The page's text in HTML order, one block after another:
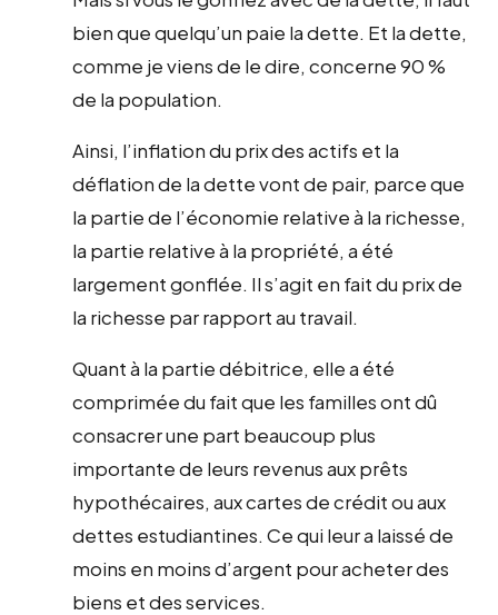
bien que quelqu’un paie la dette. Et la dette,
comme je viens de le dire, concerne 90 %
de la population.
Ainsi, l’inflation du prix des actifs et la
déflation de la dette vont de pair, parce que
la partie de l’économie relative à la richesse,
la partie relative à la propriété, a été
largement gonflée. Il s’agit en fait du prix de
la richesse par rapport au travail.
Quant à la partie débitrice, elle a été
comprimée du fait que les familles ont dû
consacrer une part beaucoup plus
importante de leurs revenus aux prêts
hypothécaires, aux cartes de crédit ou aux
dettes estudiantines. Ce qui leur a laissé de
moins en moins d’argent pour acheter des
biens et des services.